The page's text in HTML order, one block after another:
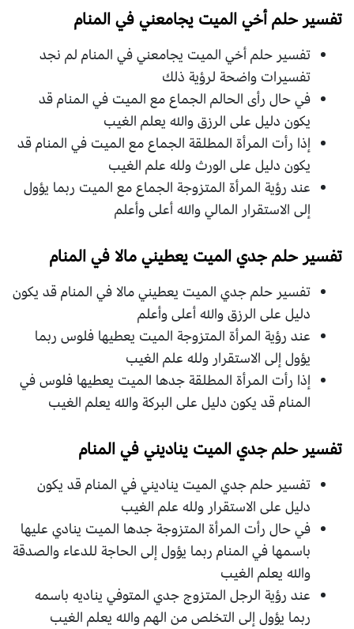
تفسير حلم أخي الميت يجامعني في المنام
تفسير حلم أخي الميت يجامعني في المنام لم نجد
تفسيرات واضحة لرؤية ذلك
في حال رأى الحالم الجماع مع الميت في المنام قد
يكون دليل على الرزق والله يعلم الغيب
إذا رأت المرأة المطلقة الجماع مع الميت في المنام قد
يكون دليل على الورث ولله علم الغيب
عند رؤية المرأة المتزوجة الجماع مع الميت ربما يؤول
إلى الاستقرار المالي والله أعلى وأعلم
تفسير حلم جدي الميت يعطيني مالا في المنام
تفسير حلم جدي الميت يعطيني مالا في المنام قد يكون
دليل على الرزق والله أعلى وأعلم
عند رؤية المرأة المتزوجة الميت يعطيها فلوس ربما
يؤول إلى الاستقرار ولله علم الغيب
إذا رأت المرأة المطلقة جدها الميت يعطيها فلوس في
المنام قد يكون دليل على البركة والله يعلم الغيب
تفسير حلم جدي الميت يناديني في المنام
تفسير حلم جدي الميت يناديني في المنام قد يكون
دليل على الاستقرار ولله علم الغيب
في حال رأت المرأة المتزوجة جدها الميت ينادي عليها
باسمها في المنام ربما يؤول إلى الحاجة للدعاء والصدقة
والله يعلم الغيب
عند رؤية الرجل المتزوج جدي المتوفي يناديه باسمه
ربما يؤول إلى التخلص من الهم والله يعلم الغيب